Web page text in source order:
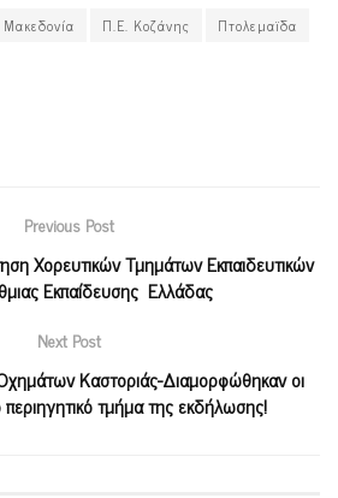
Π.Ε. Κοζάνης Πτολεμαϊδα
Previous Post
Χορευτικών Τμημάτων Εκπαιδευτικών
Εκπαίδευσης Ελλάδας
Next Post
Καστοριάς-Διαμορφώθηκαν οι
τμήμα της εκδήλωσης!